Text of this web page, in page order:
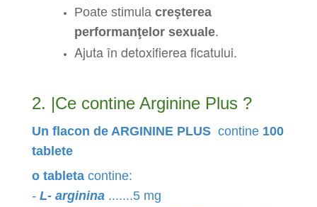
Poate stimula creşterea
performanţelor sexuale.
Ajuta în detoxifierea ficatului.
2. |Ce contine Arginine Plus ?
Un flacon de ARGININE PLUS contine 100
tablete
o tableta contine:
- L- arginina .......5 mg